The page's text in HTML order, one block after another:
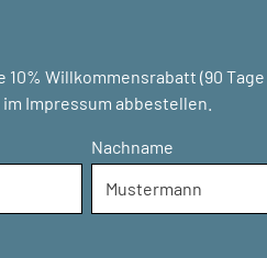
Willkommensrabatt (90
Impressum abbestellen.
Nachname